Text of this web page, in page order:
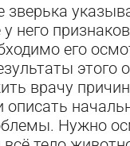
зверька
него
его
этого
врачу
описать
Нужно